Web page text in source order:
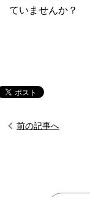
ていませんか？
前の記事へ